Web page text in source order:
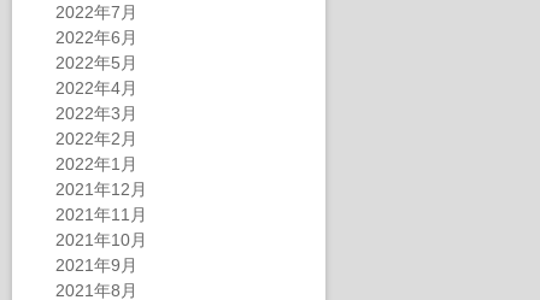
2022年7月
2022年6月
2022年5月
2022年4月
2022年3月
2022年2月
2022年1月
2021年12月
2021年11月
2021年10月
2021年9月
2021年8月